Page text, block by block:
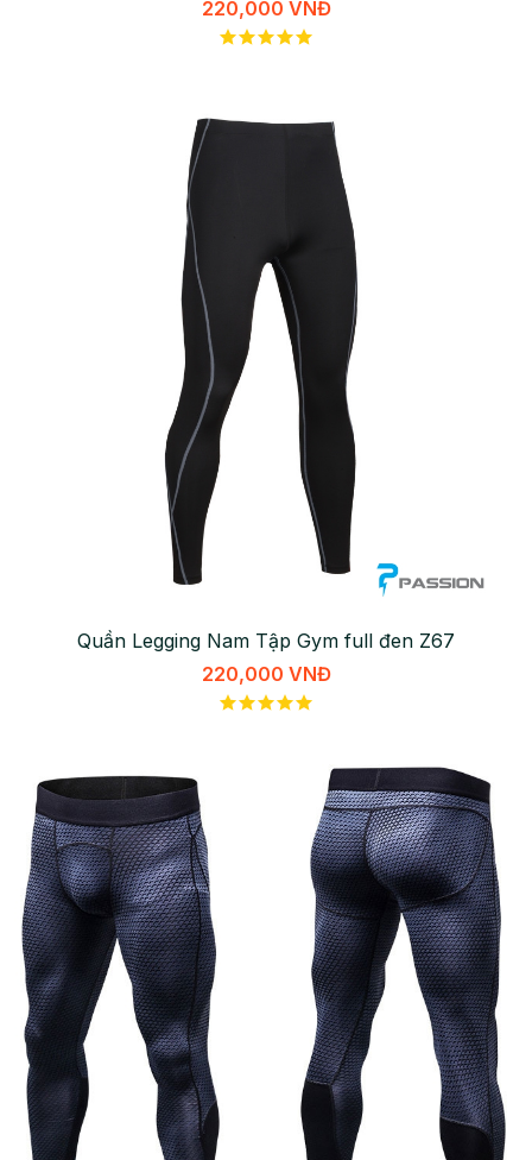
220,000 VNĐ
Quần Legging Nam Tập Gym full đen Z67
220,000 VNĐ